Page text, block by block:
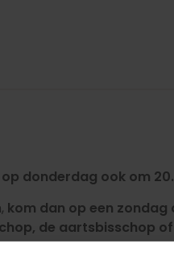
donderdag ook om
kom dan op een zondag
de aartsbisschop of